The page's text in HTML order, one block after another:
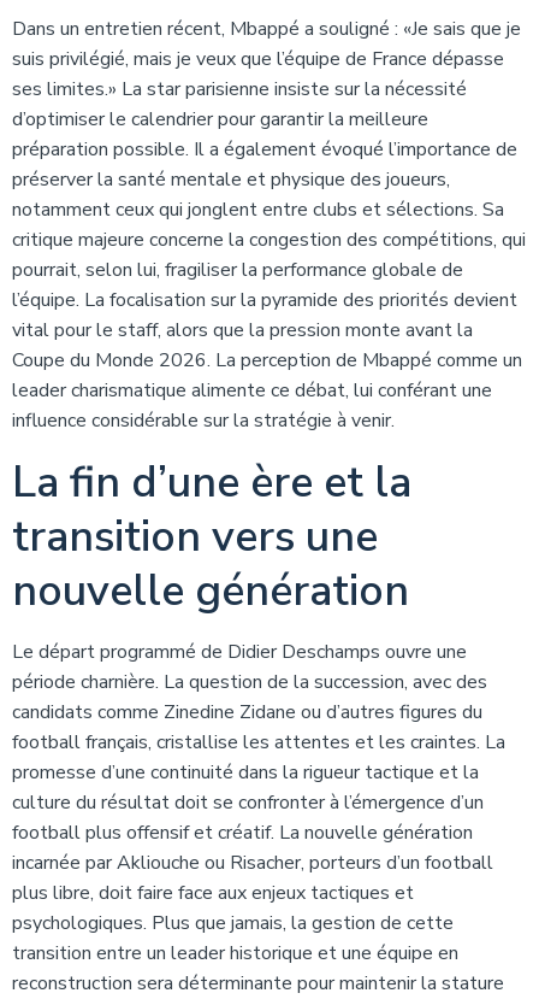
Dans un entretien récent, Mbappé a souligné : «Je sais que je
suis privilégié, mais je veux que l’équipe de France dépasse
ses limites.» La star parisienne insiste sur la nécessité
d’optimiser le calendrier pour garantir la meilleure
préparation possible. Il a également évoqué l’importance de
préserver la santé mentale et physique des joueurs,
notamment ceux qui jonglent entre clubs et sélections. Sa
critique majeure concerne la congestion des compétitions, qui
pourrait, selon lui, fragiliser la performance globale de
l’équipe. La focalisation sur la pyramide des priorités devient
vital pour le staff, alors que la pression monte avant la
Coupe du Monde 2026. La perception de Mbappé comme un
leader charismatique alimente ce débat, lui conférant une
influence considérable sur la stratégie à venir.
La fin d’une ère et la
transition vers une
nouvelle génération
Le départ programmé de Didier Deschamps ouvre une
période charnière. La question de la succession, avec des
candidats comme Zinedine Zidane ou d’autres figures du
football français, cristallise les attentes et les craintes. La
promesse d’une continuité dans la rigueur tactique et la
culture du résultat doit se confronter à l’émergence d’un
football plus offensif et créatif. La nouvelle génération
incarnée par Akliouche ou Risacher, porteurs d’un football
plus libre, doit faire face aux enjeux tactiques et
psychologiques. Plus que jamais, la gestion de cette
transition entre un leader historique et une équipe en
reconstruction sera déterminante pour maintenir la stature